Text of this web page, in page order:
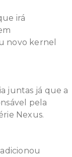
irá
novo kernel
juntas já que a
pela
Nexus.